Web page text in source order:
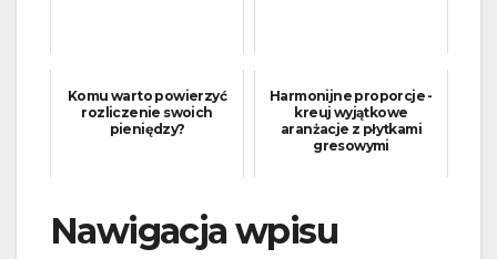
Komu warto powierzyć
rozliczenie swoich
pieniędzy?
Harmonijne proporcje -
kreuj wyjątkowe
aranżacje z płytkami
gresowymi
Nawigacja wpisu